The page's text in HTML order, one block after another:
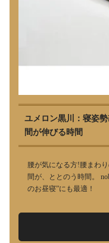
ユメロン黒川：寝姿
間が伸びる時間
腰が気になる方!腰まわ
間が、ととのう時間。
のお昼寝”にも最適！